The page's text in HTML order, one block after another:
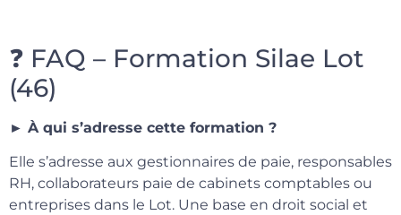
❓ FAQ – Formation Silae Lot
(46)
► À qui s’adresse cette formation ?
Elle s’adresse aux gestionnaires de paie, responsables
RH, collaborateurs paie de cabinets comptables ou
entreprises dans le Lot. Une base en droit social et